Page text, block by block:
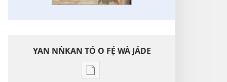
YAN NǸKAN TÓ O FẸ́ WÀ JÁDE
Bó